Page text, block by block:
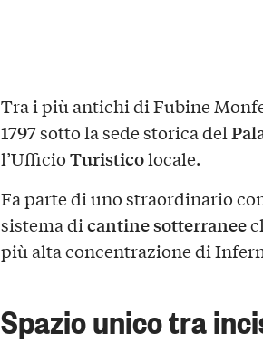
Tra i più antichi di Fubine
1797sotto la sede storica del
l’UfficioTuristicolocale.
Fa parte di uno straordinario
sistema dicantine sotterranee
più alta concentrazione di
Spazio unico tra